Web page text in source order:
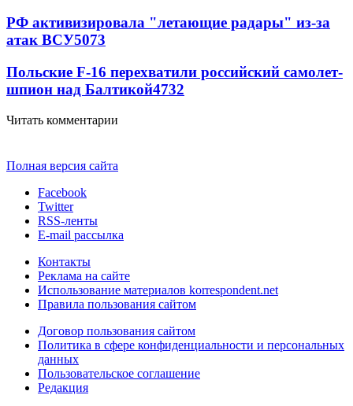
РФ активизировала "летающие радары" из-за
атак ВСУ5073
Польские F-16 перехватили российский самолет-
шпион над Балтикой4732
Читать комментарии
Полная версия сайта
Facebook
Twitter
RSS-ленты
E-mail рассылка
Контакты
Реклама на сайте
Использование материалов korrespondent.net
Правила пользования сайтом
Договор пользования сайтом
Политика в сфере конфиденциальности и персональных
данных
Пользовательское соглашение
Редакция